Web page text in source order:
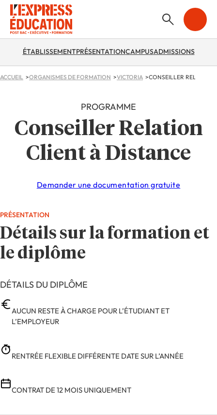
ÉTABLISSEMENTPRÉSENTATIONCAMPUSADMISSIONS
ACCUEIL ORGANISMES DE FORMATION VICTORIA CONSEILLER RELATION
PROGRAMME
Conseiller Relation
Client à Distance
Demander une documentation gratuite
PRÉSENTATION
Détails sur la formation et
le diplôme
DÉTAILS DU DIPLÔME
AUCUN RESTE À CHARGE POUR L’ÉTUDIANT ET
L’EMPLOYEUR
RENTRÉE FLEXIBLE DIFFÉRENTE DATE SUR L’ANNÉE
CONTRAT DE 12 MOIS UNIQUEMENT